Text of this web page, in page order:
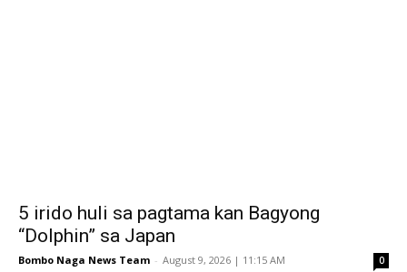
5 irido huli sa pagtama kan Bagyong
“Dolphin” sa Japan
Bombo Naga News Team - August 9, 2026 | 11:15 AM 0